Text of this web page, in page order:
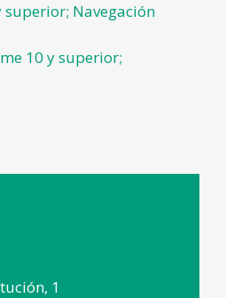
superior; Navegación
10 y superior;
1